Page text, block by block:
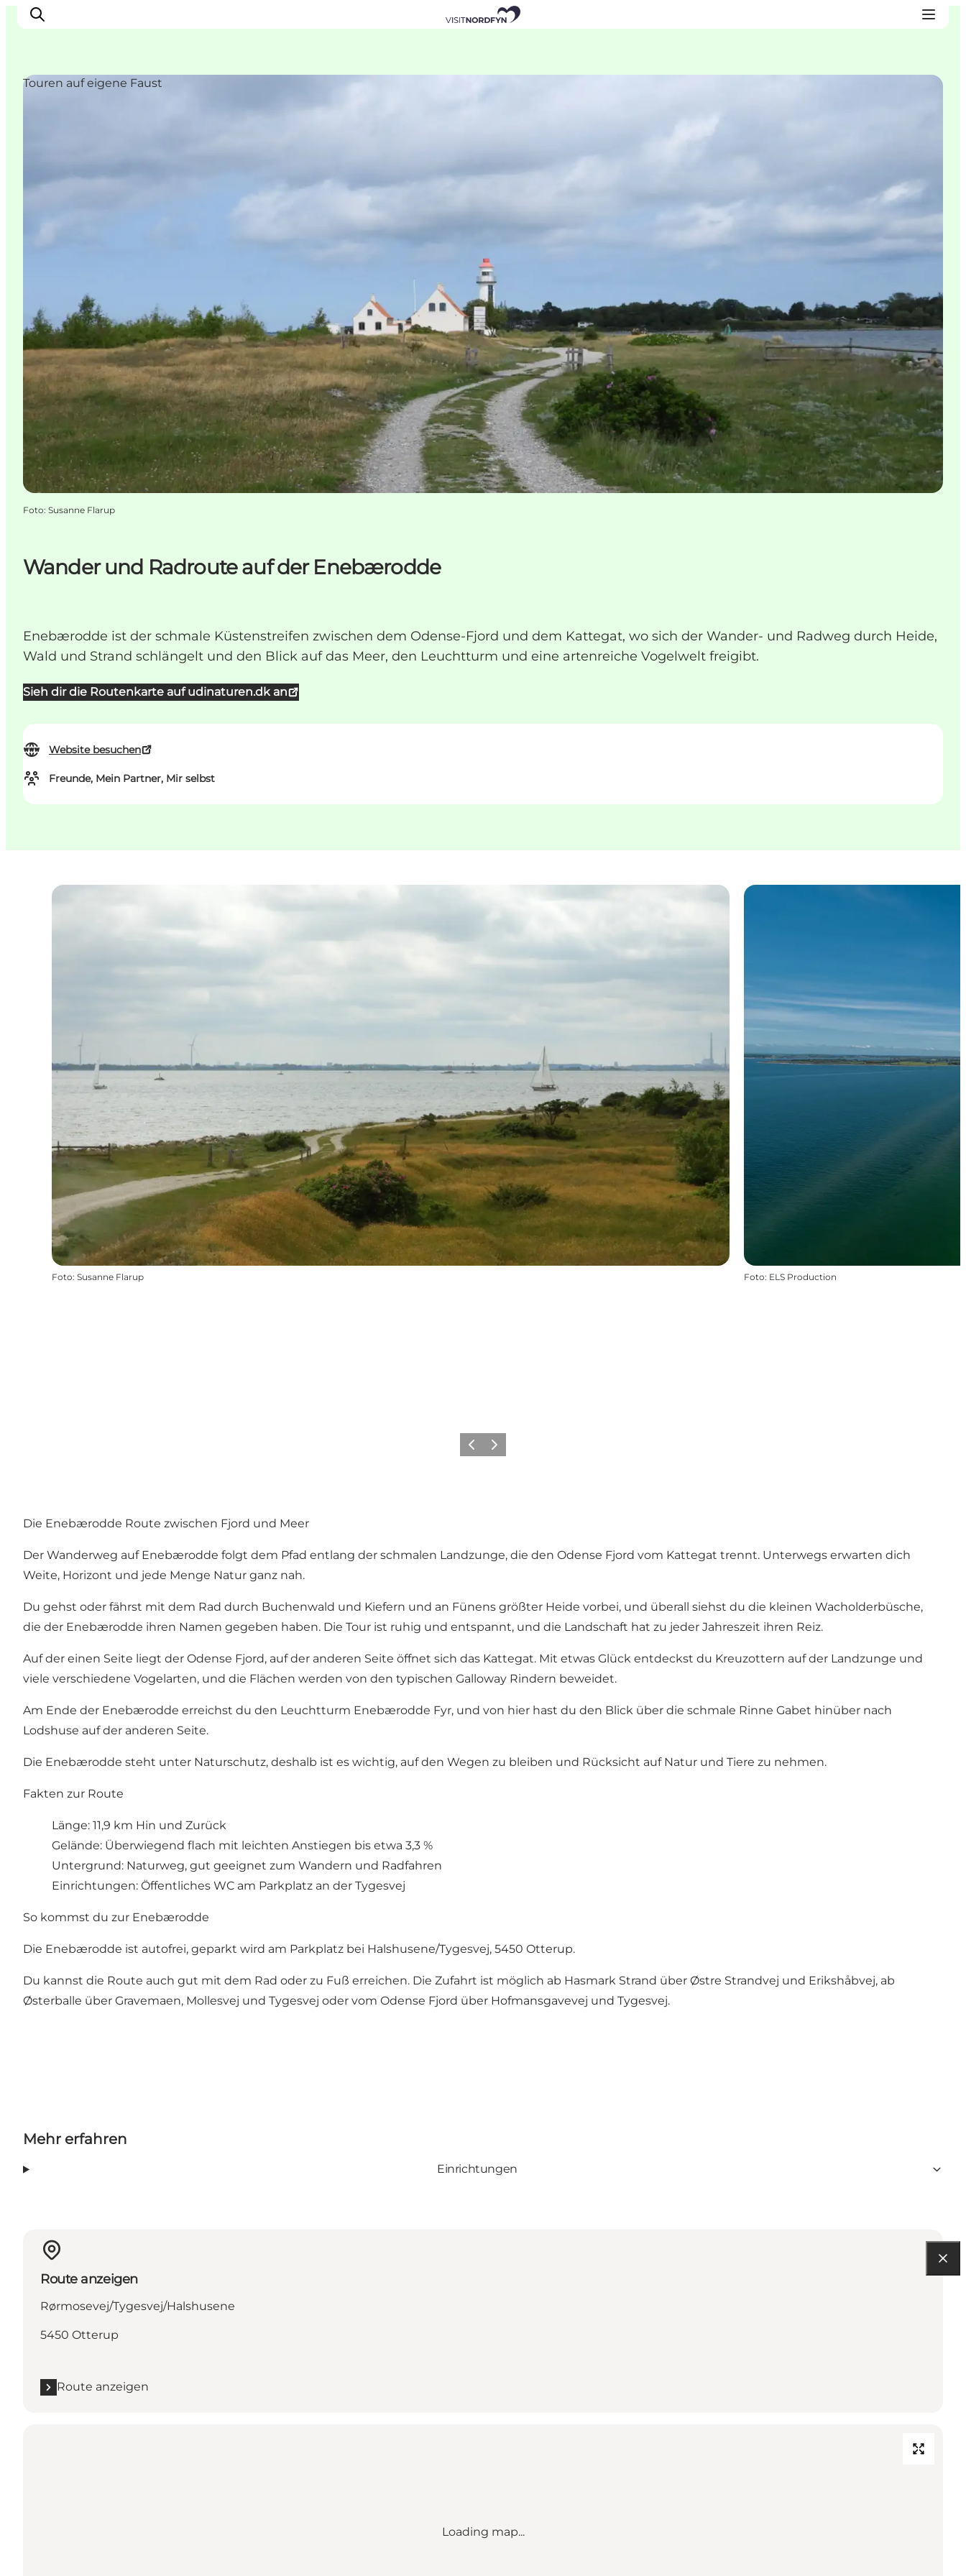
Unterkünfte
Für Kinder
Wander und Radroute auf der Enebærodde
Enebærodde ist der schmale Küstenstreifen zwischen dem Odense-Fjord und dem Kattegat, wo sich der Wander- und Radweg durch Heide,
Wald und Strand schlängelt und den Blick auf das Meer, den Leuchtturm und eine artenreiche Vogelwelt freigibt.
Sieh dir die Routenkarte auf udinaturen.dk an
Website besuchen
Freunde, Mein Partner, Mir selbst
Touren auf eigene Faust
Foto: Susanne Flarup
Foto: Susanne Flarup Foto: ELS Production
Vorherige Folie
Nächste Folie
Die Enebærodde Route zwischen Fjord und Meer
Der Wanderweg auf Enebærodde folgt dem Pfad entlang der schmalen Landzunge, die den Odense Fjord vom Kattegat trennt. Unterwegs erwarten dich
Weite, Horizont und jede Menge Natur ganz nah.
Du gehst oder fährst mit dem Rad durch Buchenwald und Kiefern und an Fünens größter Heide vorbei, und überall siehst du die kleinen Wacholderbüsche,
die der Enebærodde ihren Namen gegeben haben. Die Tour ist ruhig und entspannt, und die Landschaft hat zu jeder Jahreszeit ihren Reiz.
Auf der einen Seite liegt der Odense Fjord, auf der anderen Seite öffnet sich das Kattegat. Mit etwas Glück entdeckst du Kreuzottern auf der Landzunge und
viele verschiedene Vogelarten, und die Flächen werden von den typischen Galloway Rindern beweidet.
Am Ende der Enebærodde erreichst du den Leuchtturm Enebærodde Fyr, und von hier hast du den Blick über die schmale Rinne Gabet hinüber nach
Lodshuse auf der anderen Seite.
Die Enebærodde steht unter Naturschutz, deshalb ist es wichtig, auf den Wegen zu bleiben und Rücksicht auf Natur und Tiere zu nehmen.
Fakten zur Route
Länge: 11,9 km Hin und Zurück
Gelände: Überwiegend flach mit leichten Anstiegen bis etwa 3,3 %
Untergrund: Naturweg, gut geeignet zum Wandern und Radfahren
Einrichtungen: Öffentliches WC am Parkplatz an der Tygesvej
So kommst du zur Enebærodde
Die Enebærodde ist autofrei, geparkt wird am Parkplatz bei Halshusene/Tygesvej, 5450 Otterup.
Du kannst die Route auch gut mit dem Rad oder zu Fuß erreichen. Die Zufahrt ist möglich ab Hasmark Strand über Østre Strandvej und Erikshåbvej, ab
Østerballe über Gravemaen, Mollesvej und Tygesvej oder vom Odense Fjord über Hofmansgavevej und Tygesvej.
Mehr erfahren
Einrichtungen
Route anzeigen
Rørmosevej/Tygesvej/Halshusene
5450 Otterup
Route anzeigen
Loading map...